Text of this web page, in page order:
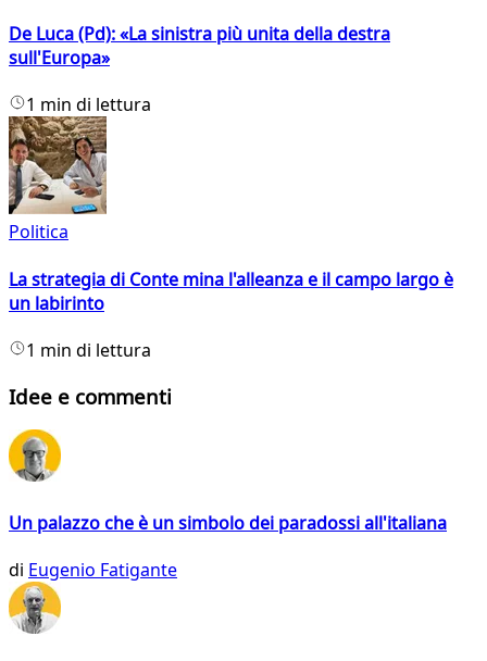
De Luca (Pd): «La sinistra più unita della destra
sull'Europa»
1 min di lettura
Politica
La strategia di Conte mina l'alleanza e il campo largo è
un labirinto
1 min di lettura
Idee e commenti
Un palazzo che è un simbolo dei paradossi all'italiana
di Eugenio Fatigante